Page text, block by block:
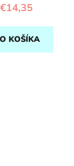
€14,35
KOŠÍKA